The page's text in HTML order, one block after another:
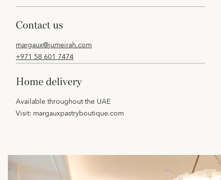
contact us
margaux@jumeirah.com
+971 58 601 7474
home delivery
Available throughout the UAE
Visit: margauxpastryboutique.com